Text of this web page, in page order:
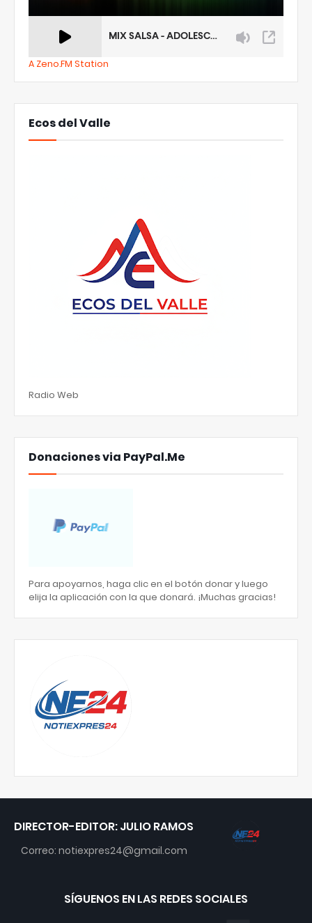
A Zeno.FM Station
Ecos del Valle
Radio Web
Donaciones via PayPal.Me
Para apoyarnos, haga clic en el botón donar y luego
elija la aplicación con la que donará. ¡Muchas gracias!
DIRECTOR-EDITOR: JULIO RAMOS
Correo: notiexpres24@gmail.com
SÍGUENOS EN LAS REDES SOCIALES